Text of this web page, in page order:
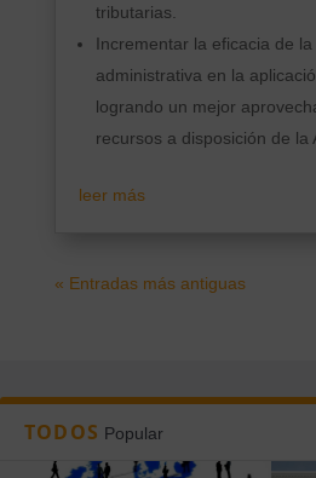
tributarias.
Incrementar la eficacia de
administrativa en la
logrando un mejor
recursos a disposición de la
leer más
« Entradas más antiguas
TODOS Popular